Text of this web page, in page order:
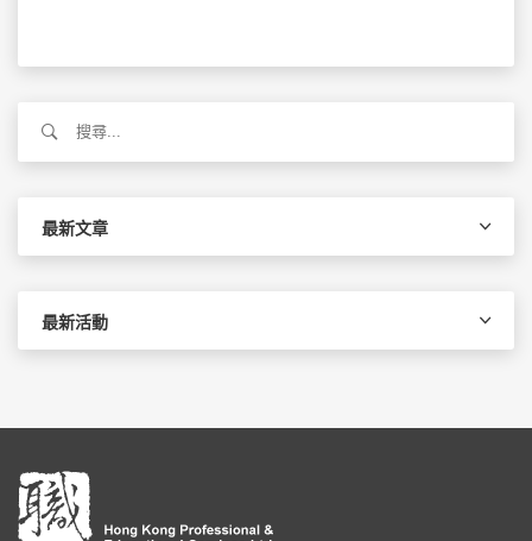
關
最新文章
最新活動